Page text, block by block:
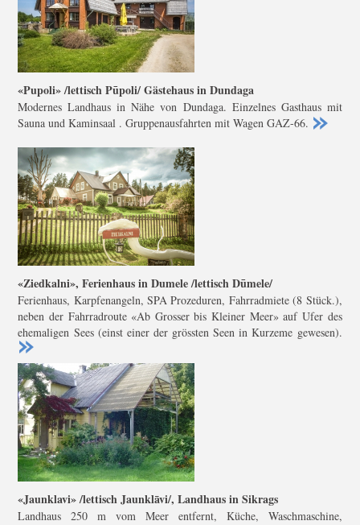
«Pupoli» /lettisch Pūpoli/ Gästehaus in Dundaga
Modernes Landhaus in Nähe von Dundaga. Einzelnes Gasthaus mit
Sauna und Kaminsaal . Gruppenausfahrten mit Wagen GAZ-66.
«Ziedkalni», Ferienhaus in Dumele /lettisch Dūmele/
Ferienhaus, Karpfenangeln, SPA Prozeduren, Fahrradmiete (8 Stück.),
neben der Fahrradroute «Ab Grosser bis Kleiner Meer» auf Ufer des
ehemaligen Sees (einst einer der grössten Seen in Kurzeme gewesen).
«Jaunklavi» /lettisch Jaunklāvi/, Landhaus in Sikrags
Landhaus 250 m vom Meer entfernt, Küche, Waschmaschine,